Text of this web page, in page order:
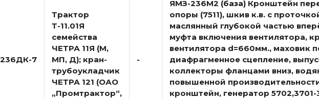
7
Трактор
Т-11.01Я
семейства
ЧЕТРА 11Я (М,
МП, Д); кран-
трубоукладчик
ЧЕТРА 121 (ОАО
„Промтрактор“,
-
ЯМЗ-236М2 (база) Кронштейн
опоры (7511), шкив к.в. с
маслянный глубокой частью
муфта включения вентилятора,
вентилятора d=660мм., маховик
диафрагменное сцепление,
коллекторы фланцами вниз,
повышенной
кронштейн, генератор 5702,3701-